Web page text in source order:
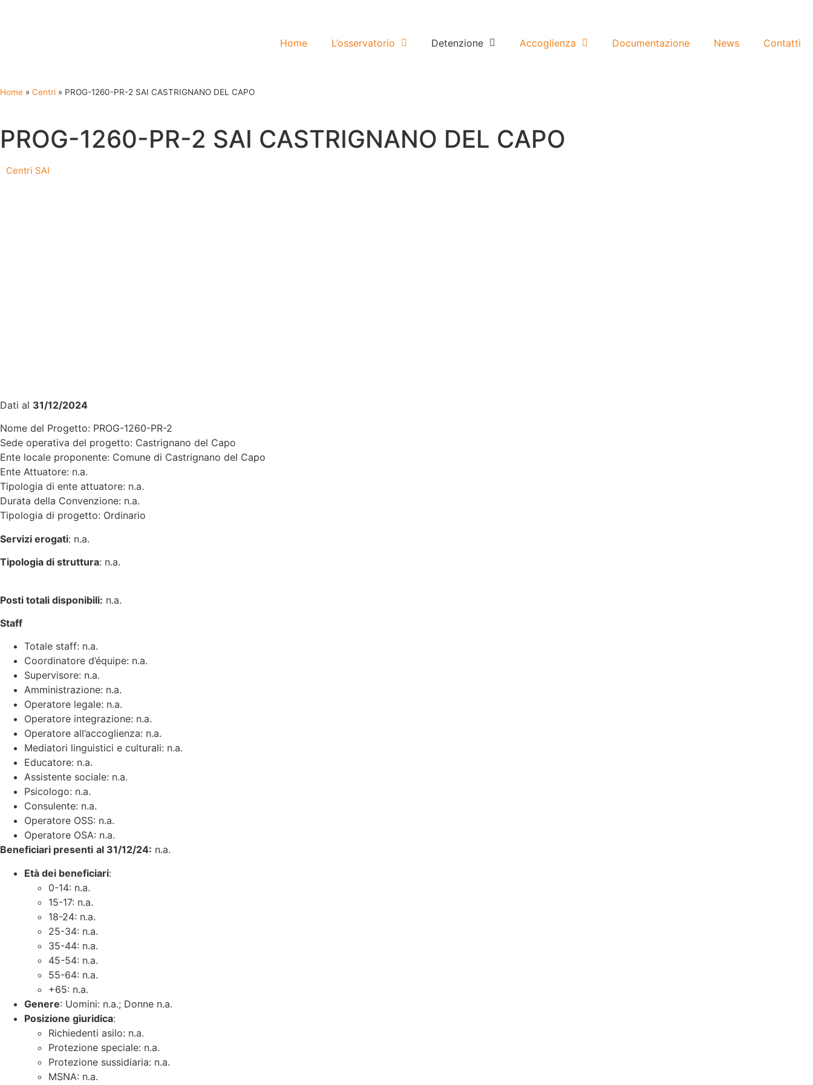
Home L’osservatorio Detenzione Accoglienza Documentazione News Contatti
Home » Centri » PROG-1260-PR-2 SAI CASTRIGNANO DEL CAPO
PROG-1260-PR-2 SAI CASTRIGNANO DEL CAPO
Centri SAI
Dati al 31/12/2024
Nome del Progetto: PROG-1260-PR-2
Sede operativa del progetto: Castrignano del Capo
Ente locale proponente: Comune di Castrignano del Capo
Ente Attuatore: n.a.
Tipologia di ente attuatore: n.a.
Durata della Convenzione: n.a.
Tipologia di progetto: Ordinario
Servizi erogati: n.a.
Tipologia di struttura: n.a.
Posti totali disponibili: n.a.
Staff
Totale staff: n.a.
Coordinatore d’équipe: n.a.
Supervisore: n.a.
Amministrazione: n.a.
Operatore legale: n.a.
Operatore integrazione: n.a.
Operatore all’accoglienza: n.a.
Mediatori linguistici e culturali: n.a.
Educatore: n.a.
Assistente sociale: n.a.
Psicologo: n.a.
Consulente: n.a.
Operatore OSS: n.a.
Operatore OSA: n.a.
Beneficiari presenti al 31/12/24: n.a.
Età dei beneficiari:
0-14: n.a.
15-17: n.a.
18-24: n.a.
25-34: n.a.
35-44: n.a.
45-54: n.a.
55-64: n.a.
+65: n.a.
Genere: Uomini: n.a.; Donne n.a.
Posizione giuridica:
Richiedenti asilo: n.a.
Protezione speciale: n.a.
Protezione sussidiaria: n.a.
MSNA: n.a.